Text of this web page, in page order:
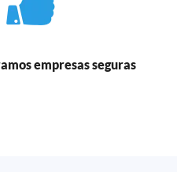
empresas seguras